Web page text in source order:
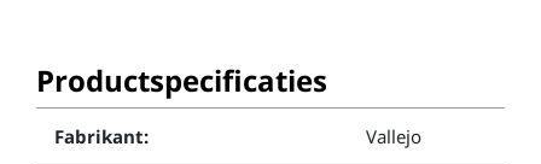
Productspecificaties
Fabrikant: Vallejo